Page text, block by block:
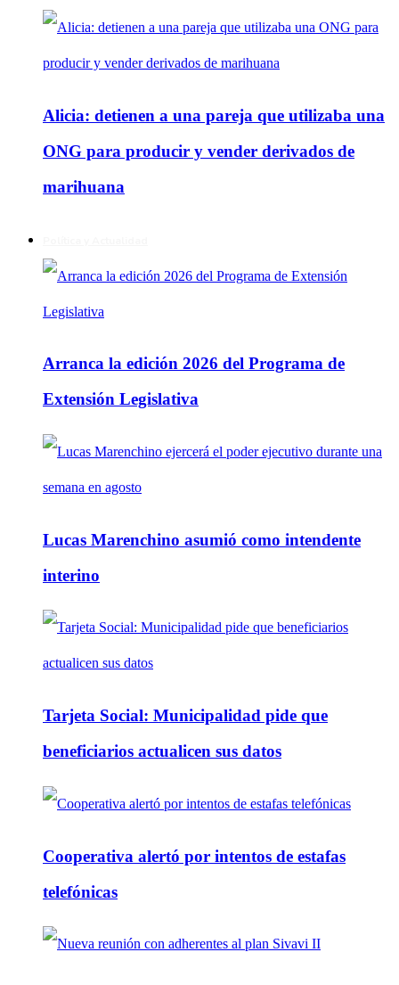
Alicia: detienen a una pareja que utilizaba una
ONG para producir y vender derivados de
marihuana
Arranca la edición 2026 del Programa de
Extensión Legislativa
Lucas Marenchino asumió como intendente
interino
Tarjeta Social: Municipalidad pide que
beneficiarios actualicen sus datos
Cooperativa alertó por intentos de estafas
telefónicas